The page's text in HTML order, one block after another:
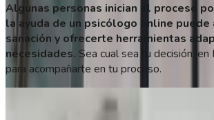
Algunas personas inician el proceso
la ayuda de un psicólogo online puede
sanación y ofrecerte herramientas
necesidades. Sea cual sea tu decisión,
para acompañarte en tu proceso.